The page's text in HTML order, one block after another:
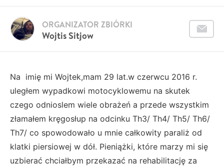
Wojtis Sitjow
ORGANIZATOR ZBIÓRKI
Na imię mi Wojtek,mam 29 lat.w czerwcu 2016 r.
uległem wypadkowi motocyklowemu na skutek
czego odnioslem wiele obrażeń a przede wszystkim
złamałem kręgosłup na odcinku Th3/ Th4/ Th5/ Th6/
Th7/ co spowodowało u mnie całkowity paraliż od
klatki piersiowej w dół. Pieniążki, które marzy mi się
uzbierać chciałbym przekazać na rehabilitację za